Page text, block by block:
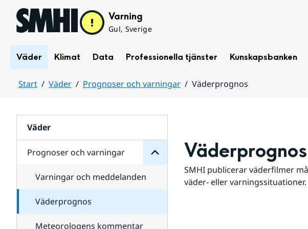
Hoppa till sidans innehåll Varning
Gul, Sverige
Väder Klimat Data Professionella tjänster Kunskapsbanken
Start Väder Prognoser och varningar
Väderprognos
Väder
Prognoser och varningar
för
varningar
Varningar och meddelanden
Väderprognos
Meteorologens kommentar
Väderprognos
SMHI publicerar väderfilmer
väder- eller varningssituationer.